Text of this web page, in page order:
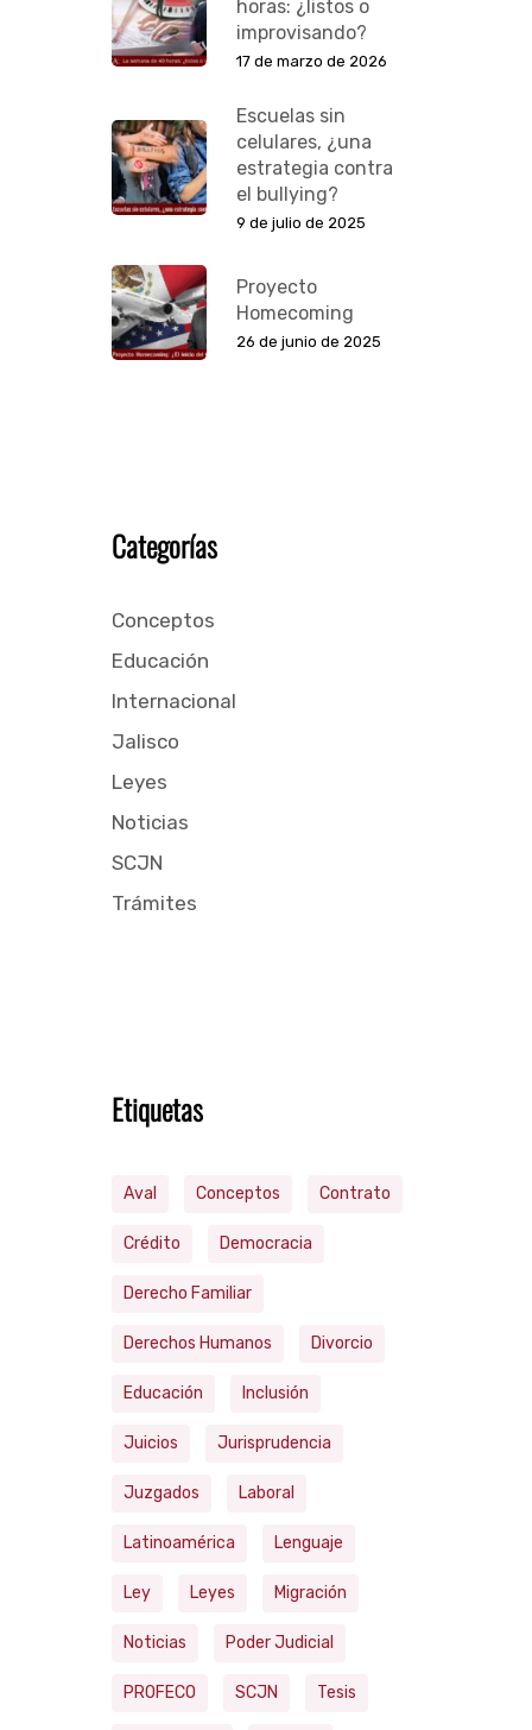
horas: ¿listos o
improvisando?
17 de marzo de 2026
Escuelas sin
celulares, ¿una
estrategia contra
el bullying?
9 de julio de 2025
Proyecto
Homecoming
26 de junio de 2025
Categorías
Conceptos
Educación
Internacional
Jalisco
Leyes
Noticias
SCJN
Trámites
Etiquetas
Aval Conceptos Contrato
Crédito Democracia
Derecho Familiar
Derechos Humanos Divorcio
Educación Inclusión
Juicios Jurisprudencia
Juzgados Laboral
Latinoamérica Lenguaje
Ley Leyes Migración
Noticias Poder Judicial
PROFECO SCJN Tesis